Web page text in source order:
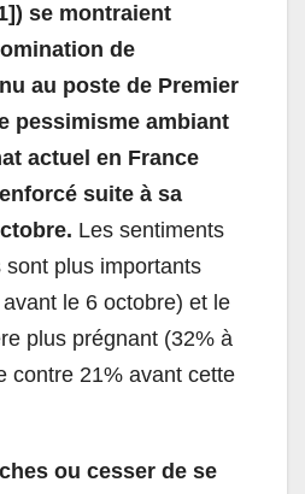
) se montraient
de
au poste de Premier
pessimisme ambiant
actuel en France
suite à sa
Les sentiments
plus importants
le 6 octobre) et le
plus prégnant (32% à
contre 21% avant cette
ou cesser de se